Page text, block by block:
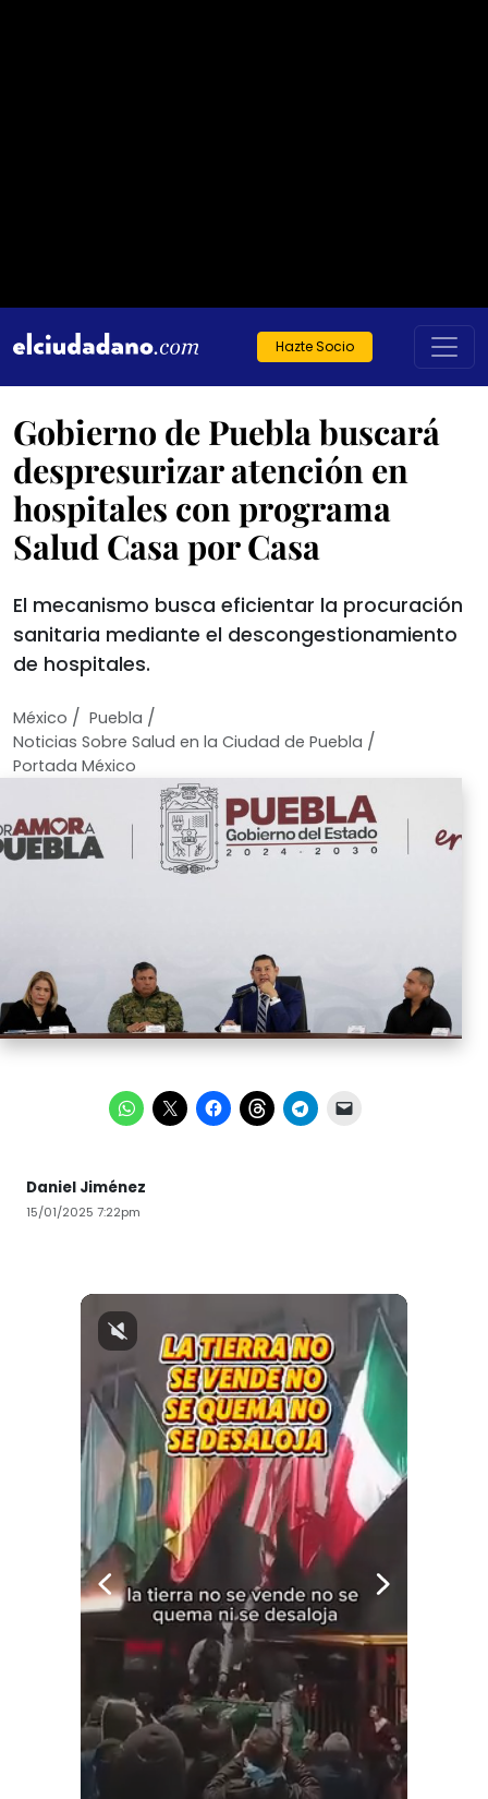
Hazte Socio
Gobierno de Puebla buscará
despresurizar atención en
hospitales con programa
Salud Casa por Casa
El mecanismo busca eficientar la procuración
sanitaria mediante el descongestionamiento
de hospitales.
México / Puebla /
Noticias Sobre Salud en la Ciudad de Puebla /
Portada México
Daniel Jiménez
15/01/2025 7:22pm